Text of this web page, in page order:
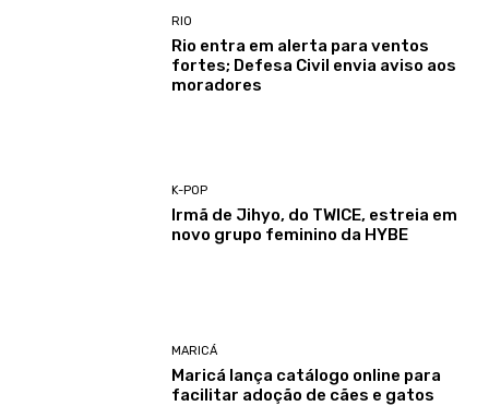
RIO
Rio entra em alerta para ventos
fortes; Defesa Civil envia aviso aos
moradores
K-POP
Irmã de Jihyo, do TWICE, estreia em
novo grupo feminino da HYBE
MARICÁ
Maricá lança catálogo online para
facilitar adoção de cães e gatos